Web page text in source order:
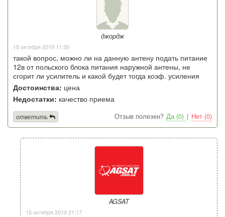
джордж
15 октября 2019 11:30
такой вопрос, можно ли на данную антену подать питание
12в от польского блока питания наружной антены, не
сгорит ли усилитель и какой будет тогда коэф. усиления
Достоинства: цена
Недостатки: качество приема
Отзыв полезен? Да (0) | Нет (0)
ответить
AGSAT
15 октября 2019 21:17